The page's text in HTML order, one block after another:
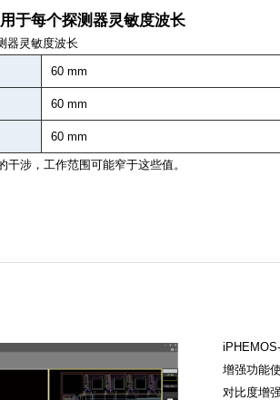
于每个探测器灵敏度波长
器灵敏度波长
60 mm
60 mm
60 mm
涉，工作范围可能窄于这些值。
增强功能
对比度增